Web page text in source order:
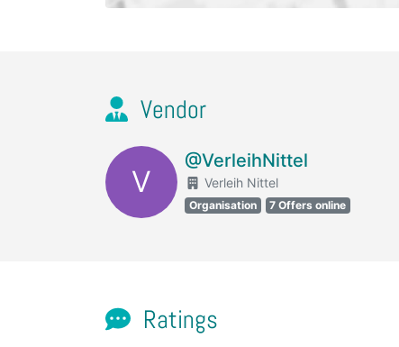
Vendor
V
@VerleihNittel
Verleih Nittel
Organisation 7 Offers online
Ratings